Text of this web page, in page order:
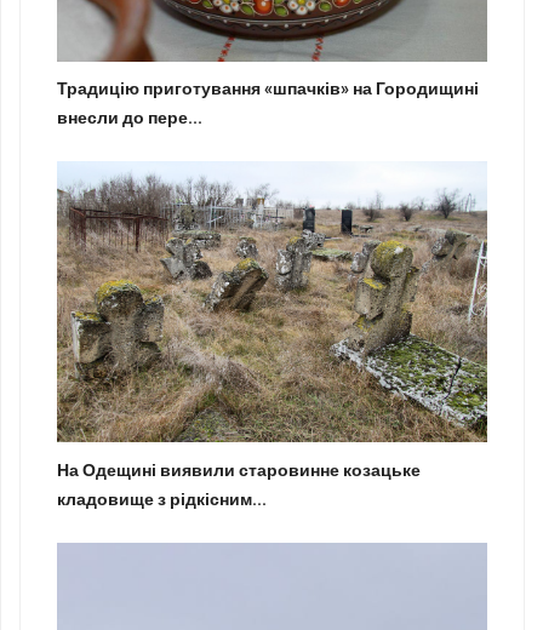
Традицію приготування «шпачків» на Городищині
внесли до пере...
На Одещині виявили старовинне козацьке
кладовище з рідкісним...